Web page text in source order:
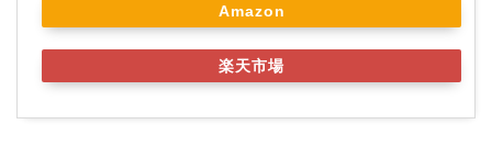
Amazon
楽天市場